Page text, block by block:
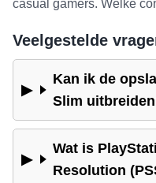
casual gamers. Welke
Veelgestelde
Kan ik de
Slim
Wat is
Resolution